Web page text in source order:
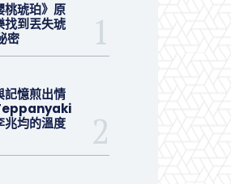
桃琥珀》原
找到丟失琥
密
記憶煎出情
兆均的溫度